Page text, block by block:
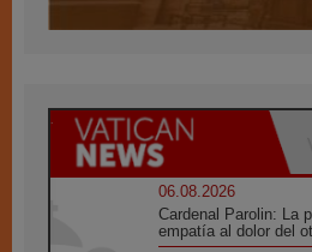
06.08.2026
Cardenal Parolin: La
empatía al dolor del